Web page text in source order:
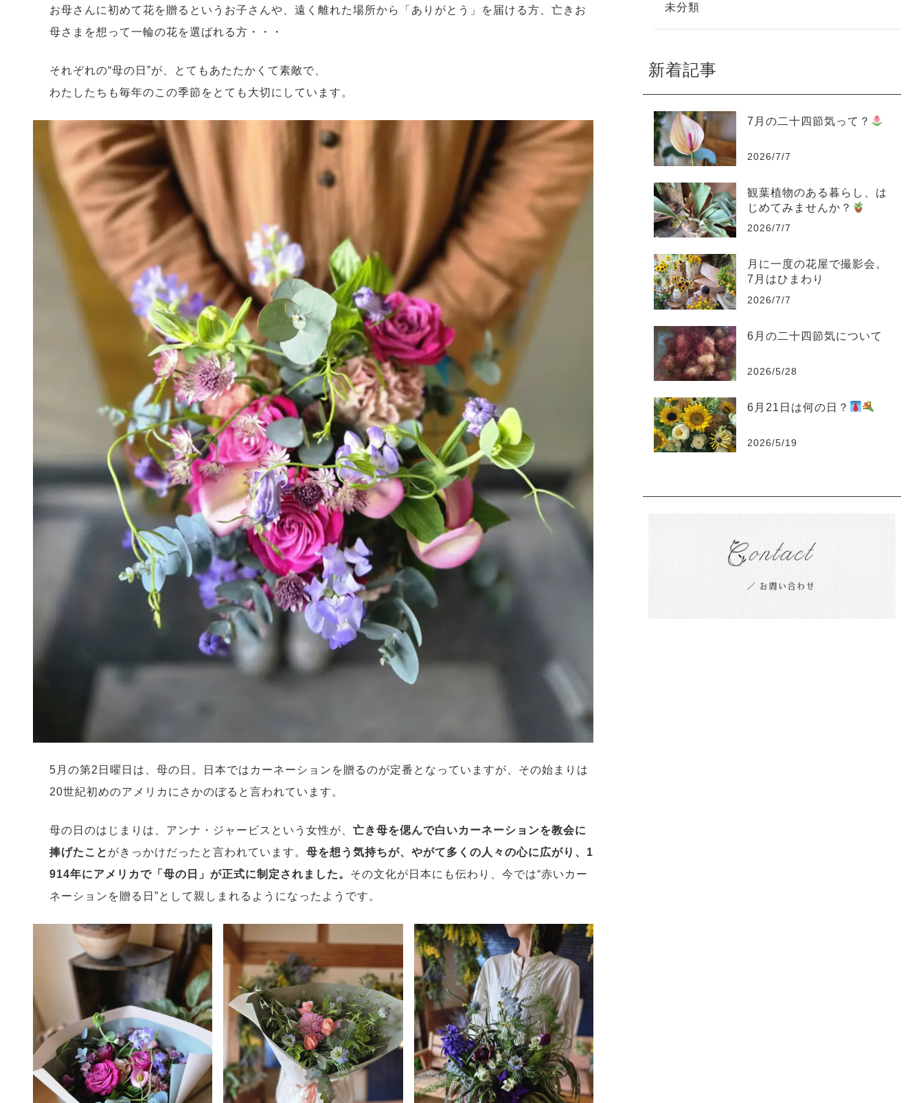
お母さんに初めて花を贈るというお子さんや、遠く離れた場所から「ありがとう」を届ける方、亡きお
母さまを想って一輪の花を選ばれる方・・・
それぞれの“母の日”が、とてもあたたかくて素敵で、
わたしたちも毎年のこの季節をとても大切にしています。
5月の第2日曜日は、母の日。日本ではカーネーションを贈るのが定番となっていますが、その始まりは
20世紀初めのアメリカにさかのぼると言われています。
母の日のはじまりは、アンナ・ジャービスという女性が、 亡き母を偲んで白いカーネーションを教会に
捧げたこと がきっかけだったと言われています。 母を想う気持ちが、やがて多くの人々の心に広がり、1
914年にアメリカで「母の日」が正式に制定されました。 その文化が日本にも伝わり、今では“赤いカー
ネーションを贈る日”として親しまれるようになったようです。
未分類
新着記事
7月の二十四節気って？
2026/7/7
観葉植物のある暮らし、は
じめてみませんか？
2026/7/7
月に一度の花屋で撮影会。
7月はひまわり
2026/7/7
6月の二十四節気について
2026/5/28
6月21日は何の日？
2026/5/19